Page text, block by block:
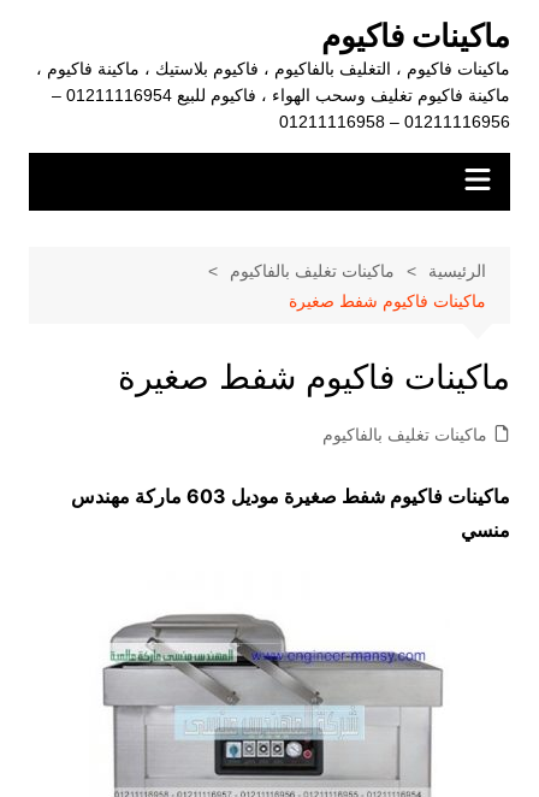
المحتوى
ماكينات فاكيوم
ماكينات فاكيوم ، التغليف بالفاكيوم ، فاكيوم بلاستيك ، ماكينة فاكيوم ،
ماكينة فاكيوم تغليف وسحب الهواء ، فاكيوم للبيع 01211116954 –
01211116956 – 01211116958
الرئيسية
ماكينات تغليف بالفاكيوم
ماكينات فاكيوم شفط صغيرة
ماكينات فاكيوم شفط صغيرة
ماكينات تغليف بالفاكيوم
ماكينات فاكيوم شفط صغيرة موديل 603 ماركة مهندس
منسي